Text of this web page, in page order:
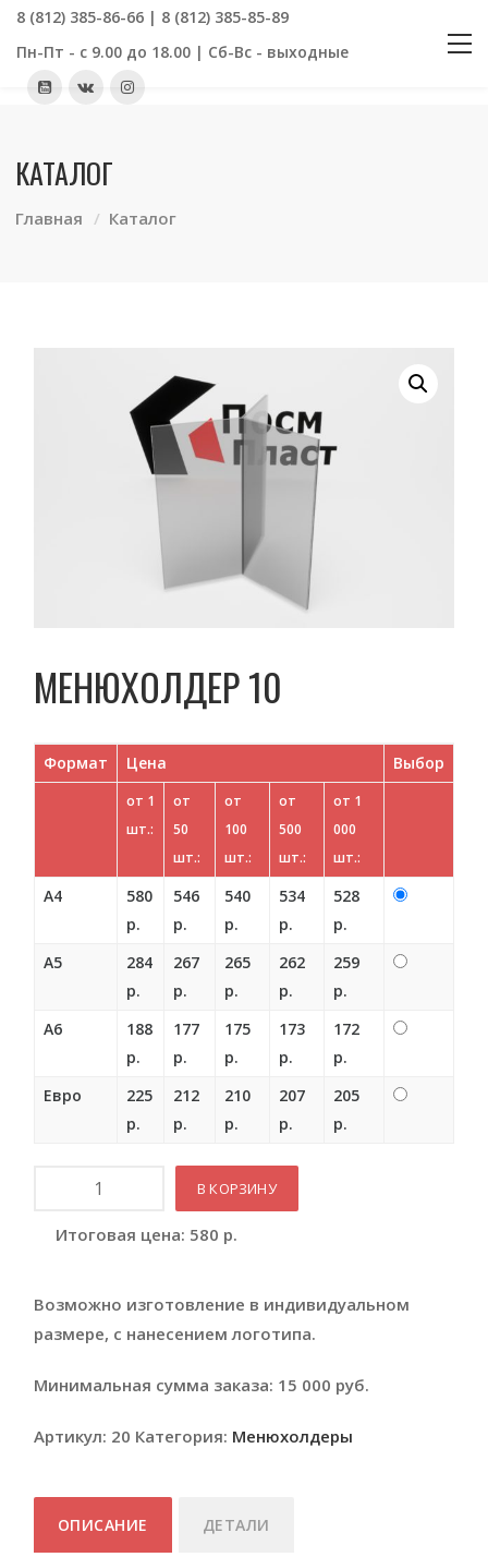
8 (812) 385-86-66 | 8 (812) 385-85-89
Пн-Пт - с 9.00 до 18.00 | Сб-Вс - выходные
КАТАЛОГ
Главная Каталог
МЕНЮХОЛДЕР 10
Формат Цена Выбор
от 1
шт.:
от
50
шт.:
от
100
шт.:
от
500
шт.:
от 1
000
шт.:
А4
580
р.
546
р.
540
р.
534
р.
528
р.
А5
284
р.
267
р.
265
р.
262
р.
259
р.
А6
188
р.
177
р.
175
р.
173
р.
172
р.
Евро
225
р.
212
р.
210
р.
207
р.
205
р.
Количество В КОРЗИНУ
Итоговая цена: 580 р.
Возможно изготовление в индивидуальном
размере, с нанесением логотипа.
Минимальная сумма заказа: 15 000 руб.
Артикул: 20 Категория: Менюхолдеры
ОПИСАНИЕ ДЕТАЛИ